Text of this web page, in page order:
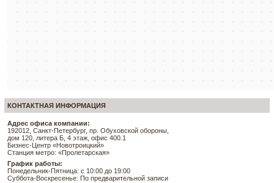
КОНТАКТНАЯ ИНФОРМАЦИЯ
Адрес офиса компании:
192012, Санкт-Петербург, пр. Обуховской обороны,
дом 120, литера Б, 4 этаж, офис 400.1
Бизнес-Центр «Новотроицкий»
Станция метро: «Пролетарская»
График работы:
Понедельник-Пятница: с 10:00 до 19:00
Суббота-Воскресенье: По предварительной записи